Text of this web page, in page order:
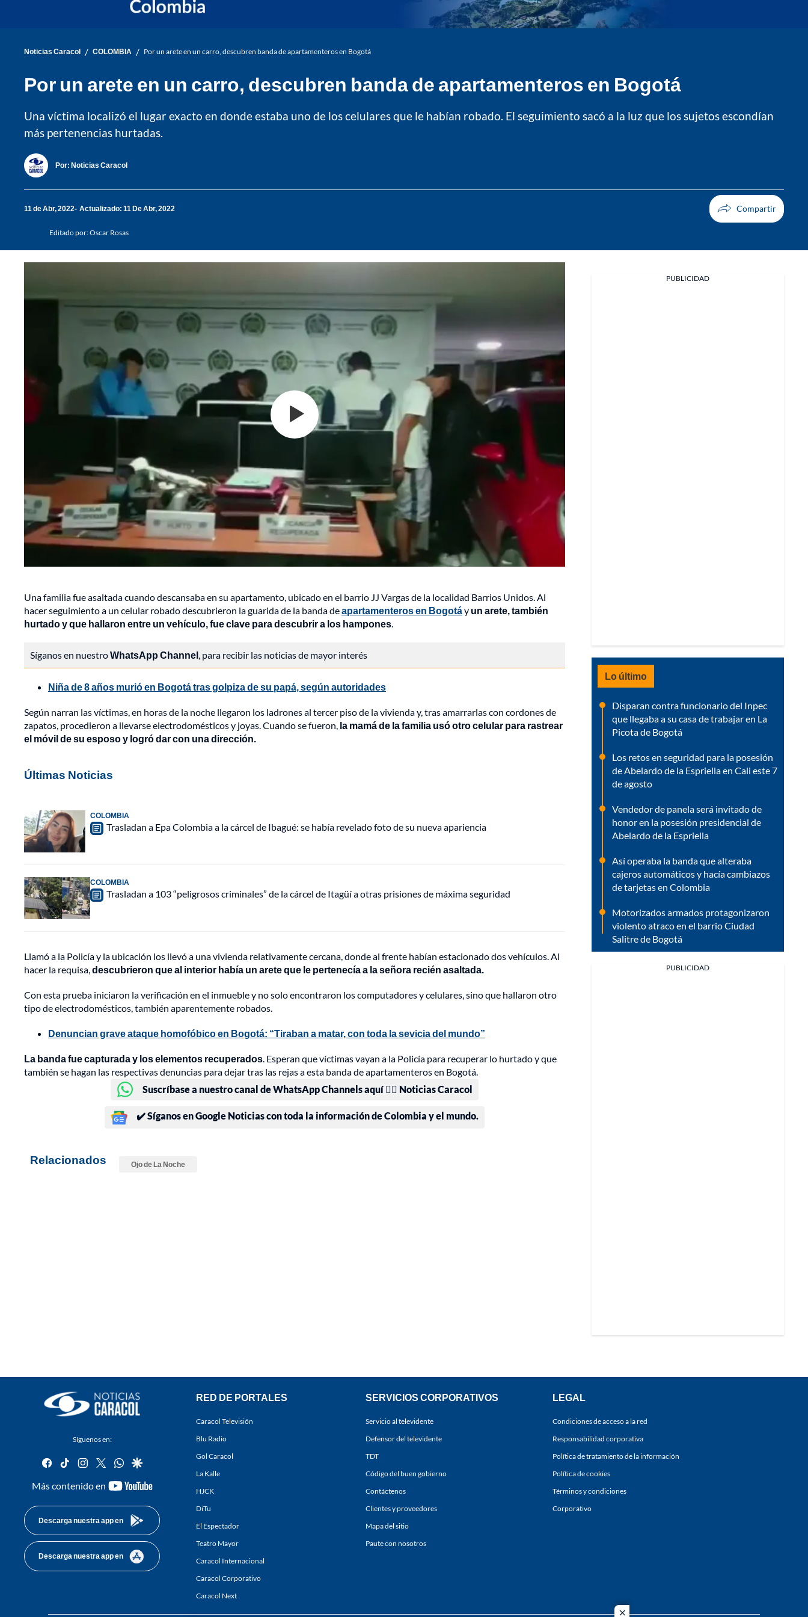
Noticias Caracol / COLOMBIA / Por un arete en un carro, descubren banda de apartamenteros en Bogotá
Por un arete en un carro, descubren banda de apartamenteros en Bogotá
Una víctima localizó el lugar exacto en donde estaba uno de los celulares que le habían robado. El seguimiento sacó a la luz que los sujetos escondían
más pertenencias hurtadas.
Por: Noticias Caracol
11 de Abr, 2022 Actualizado: 11 De Abr, 2022
Editado por:Oscar Rosas
Una familia fue asaltada cuando descansaba en su apartamento, ubicado en el barrio JJ Vargas de la localidad Barrios Unidos. Al
hacer seguimiento a un celular robado descubrieron la guarida de la banda deapartamenteros en Bogotáy un arete, también
hurtado y que hallaron entre un vehículo, fue clave para descubrir a los hampones.
Síganos en nuestroWhatsApp Channel, para recibir las noticias de mayor interés
Niña de 8 años murió en Bogotá tras golpiza de su papá, según autoridades
Según narran las víctimas, en horas de la noche llegaron los ladrones al tercer piso de la vivienda y, tras amarrarlas con cordones de
zapatos, procedieron a llevarse electrodomésticos y joyas. Cuando se fueron, la mamá de la familia usó otro celular para rastrear
el móvil de su esposo y logró dar con una dirección.
Últimas Noticias
COLOMBIA
Trasladan a Epa Colombia a la cárcel de Ibagué: se había revelado foto de su nueva apariencia
COLOMBIA
Trasladan a 103 “peligrosos criminales” de la cárcel de Itagüí a otras prisiones de máxima seguridad
Llamó a la Policía y la ubicación los llevó a una vivienda relativamente cercana, donde al frente habían estacionado dos vehículos. Al
hacer la requisa,descubrieron que al interior había un arete que le pertenecía a la señora recién asaltada.
Con esta prueba iniciaron la verificación en el inmueble y no solo encontraron los computadores y celulares, sino que hallaron otro
tipo de electrodomésticos, también aparentemente robados.
Denuncian grave ataque homofóbico en Bogotá: “Tiraban a matar, con toda la sevicia del mundo”
La banda fue capturada y los elementos recuperados. Esperan que víctimas vayan a la Policía para recuperar lo hurtado y que
también se hagan las respectivas denuncias para dejar tras las rejas a esta banda de apartamenteros en Bogotá.
Suscríbase a nuestro canal de WhatsApp Channels aquí 👉🏻 Noticias Caracol
✔️ Síganos en Google Noticias con toda la información de Colombia y el mundo.
Relacionados Ojo de La Noche
PUBLICIDAD
Lo último
Disparan contra funcionario del Inpec
que llegaba a su casa de trabajar en La
Picota de Bogotá
Los retos en seguridad para la posesión
de Abelardo de la Espriella en Cali este 7
de agosto
Vendedor de panela será invitado de
honor en la posesión presidencial de
Abelardo de la Espriella
Así operaba la banda que alteraba
cajeros automáticos y hacía cambiazos
de tarjetas en Colombia
Motorizados armados protagonizaron
violento atraco en el barrio Ciudad
Salitre de Bogotá
PUBLICIDAD
Síguenos en:
facebook
tiktok instagram
twitterwhatsapp
google
Más contenido en
youtube-
Descarga nuestra app en
Descarga nuestra app en
RED DE PORTALES
Caracol Televisión
Blu Radio
Gol Caracol
La Kalle
HJCK
DiTu
El Espectador
Teatro Mayor
Caracol Internacional
Caracol Corporativo
Caracol Next
SERVICIOS CORPORATIVOS
Servicio al televidente
Defensor del televidente
TDT
Código del buen gobierno
Contáctenos
Clientes y proveedores
Mapa del sitio
Paute con nosotros
LEGAL
Condiciones de acceso a la red
Responsabilidad corporativa
Política de tratamiento de la información
Política de cookies
Términos y condiciones
Corporativo